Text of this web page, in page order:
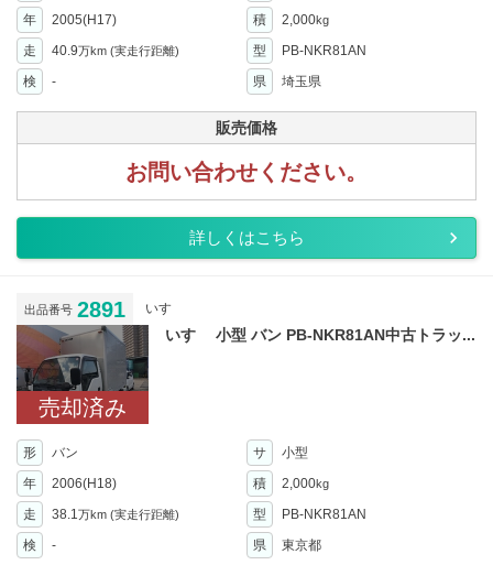
年
2005(H17) 積 2,000kg
走 40.9万km (実走行距離) 型
PB-NKR81AN
検
- 県 埼玉県
販売価格
お問い合わせください。
詳しくはこちら
出品番号 2891 いすゞ
売却済み
いすゞ 小型 バン PB-NKR81AN中古トラッ...
形 バン サ
小型
年
2006(H18) 積 2,000kg
走 38.1 万km (実走行距離) 型
PB-NKR81AN
検
- 県 東京都